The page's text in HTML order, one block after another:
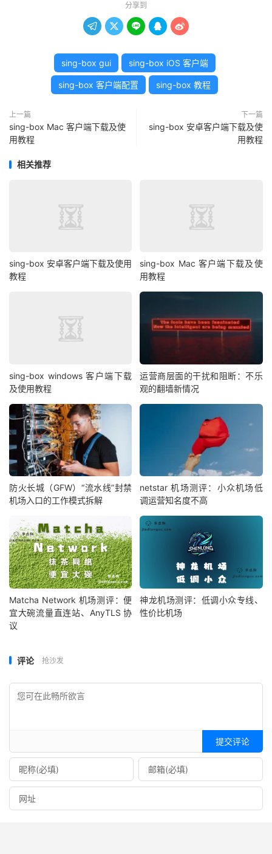
分享到
    
sing-box gui sing-box iOS 客户端
sing-box 客户端配置 sing-box 教程
上一篇
sing-box Mac 客户端下载及使
用教程
下一篇
sing-box 安卓客户端下载及使
用教程
相关推荐
sing-box 安卓客户端下载及使用
教程
sing-box Mac 客户端下载及使
用教程
sing-box windows 客户端下载
及使用教程
运营商层面的干扰和阻断：不乐
观的翻墙新情况
防火长城（GFW）“流水线”封禁
机场入口的工作模式拆解
netstar 机场测评：小众机场低
调运营知名度不高
Matcha Network 机场测评：便
宜大碗流量直连站、AnyTLS 协
议
神龙机场测评：低调小众专线、
性价比机场
评论 抢沙发
提交评论